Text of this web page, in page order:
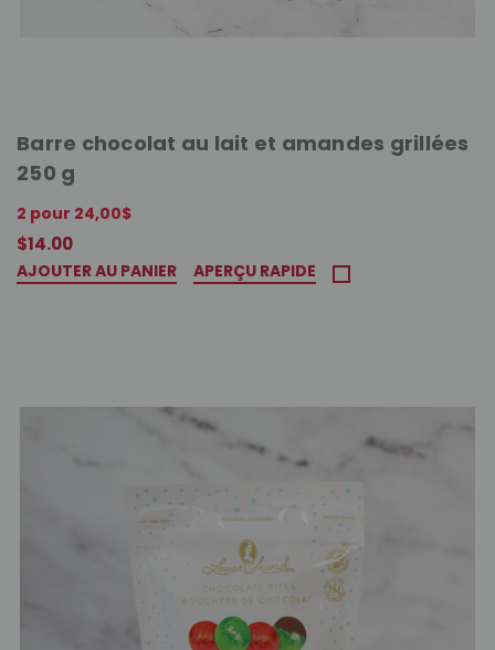
Barre chocolat au lait et amandes grillées
250 g
2 pour 24,00$
$14.00
AJOUTER AU PANIER APERÇU RAPIDE